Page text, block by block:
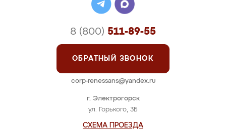
г. Электрогорск
ул. Горького, 3Б
СХЕМА ПРОЕЗДА
8 (800) 511-89-55
ОБРАТНЫЙ ЗВОНОК
corp-renessans@yandex.ru